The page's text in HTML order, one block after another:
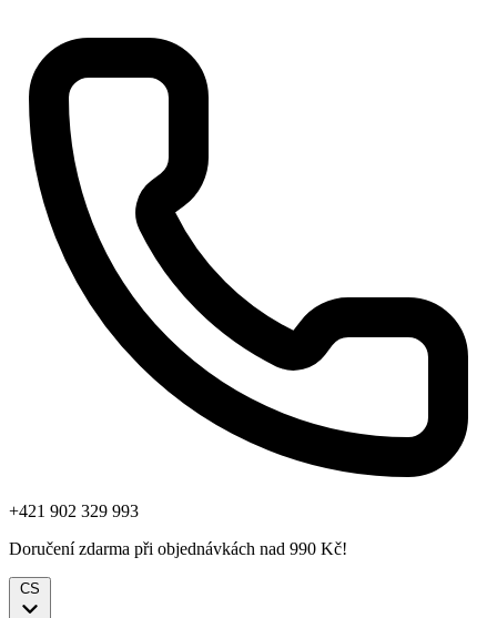
+421 902 329 993
Doručení zdarma při objednávkách nad 990 Kč!
CS